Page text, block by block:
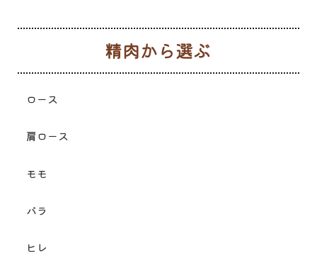
ロース
肩ロース
モモ
バラ
ヒレ